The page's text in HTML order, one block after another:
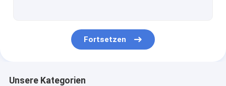
Hochspannungs-MOSFET
Fortsetzen
Unsere Kategorien